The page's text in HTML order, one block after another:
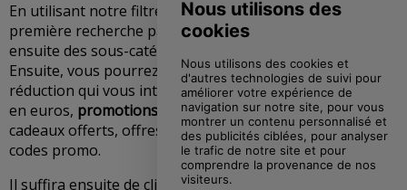
En utilisant notre filtre, vous pourrez effectuer une
première recherche par catégories et sélectionner
ensuite des sous-catégories pour affiner vos critères.
Ensuite, vous pourrez aussi opter pour le type de
réduction qui vous intéresse : remises en %, remises
en euros, promotions ou deals, livraisons offertes,
cadeaux offerts, offres de remboursement ou encore
codes promo.
Il suffira ensuite de cliquer sur l’offre qui vous